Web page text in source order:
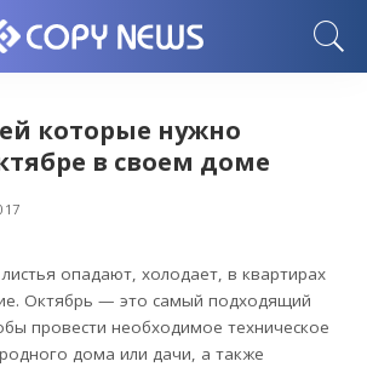
которые нужно
в своем доме
опадают, холодает, в квартирах
Октябрь — это самый подходящий
провести необходимое техническое
дома или дачи, а также